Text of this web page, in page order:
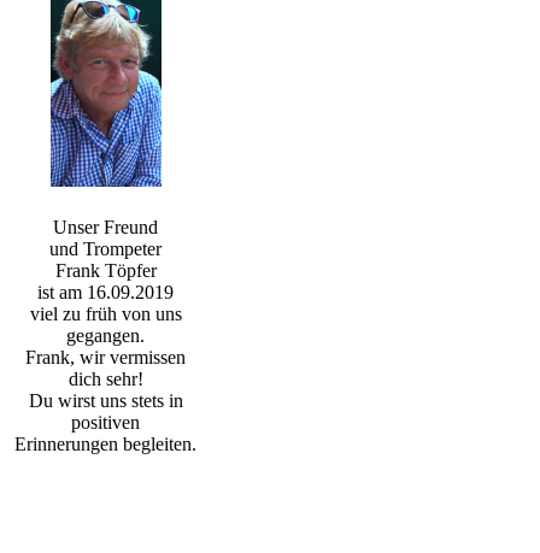
Unser Freund
und Trompeter
Frank Töpfer
ist am 16.09.2019
viel zu früh von uns
gegangen.
Frank, wir vermissen
dich sehr!
Du wirst uns stets in
positiven
Erinnerungen begleiten.